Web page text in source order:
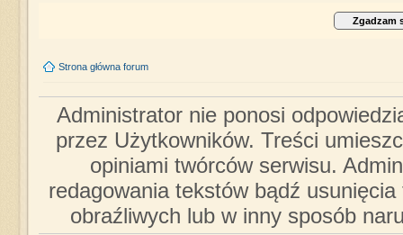
Strona główna forum
Administrator nie ponosi
przez Użytkowników. Treści
opiniami twórców serwisu.
redagowania tekstów bądź
obraźliwych lub w inny sposób